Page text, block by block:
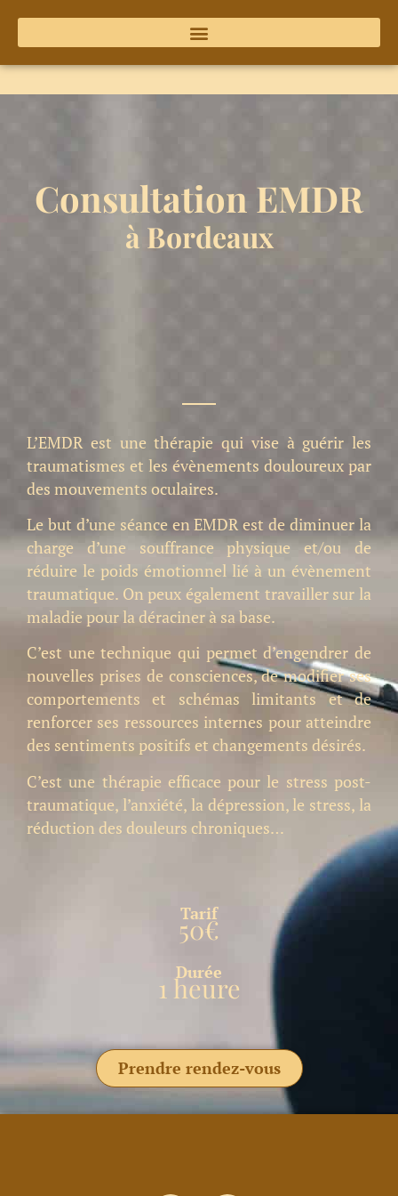
Consultation EMDR
à Bordeaux
L’EMDR est une thérapie qui vise à guérir les
traumatismes et les évènements douloureux par
des mouvements oculaires.
Le but d’une séance en EMDR est de diminuer la
charge d’une souffrance physique et/ou de
réduire le poids émotionnel lié à un évènement
traumatique. On peux également travailler sur la
maladie pour la déraciner à sa base.
C’est une technique qui permet d’engendrer de
nouvelles prises de consciences, de modifier ses
comportements et schémas limitants et de
renforcer ses ressources internes pour atteindre
des sentiments positifs et changements désirés.
C’est une thérapie efficace pour le stress post-
traumatique, l’anxiété, la dépression, le stress, la
réduction des douleurs chroniques…
Tarif
50€
Durée
1 heure
Prendre rendez-vous